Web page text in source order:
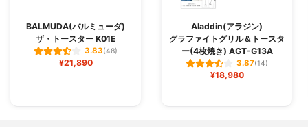
BALMUDA(バルミューダ)
ザ・トースター K01E
3.83(48)
¥21,890
Aladdin(アラジン)
グラファイトグリル＆トースタ
ー(4枚焼き) AGT-G13A
3.87(14)
¥18,980